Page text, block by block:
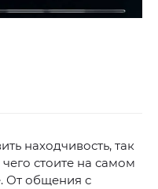
находчивость, так
стоите на самом
От общения с